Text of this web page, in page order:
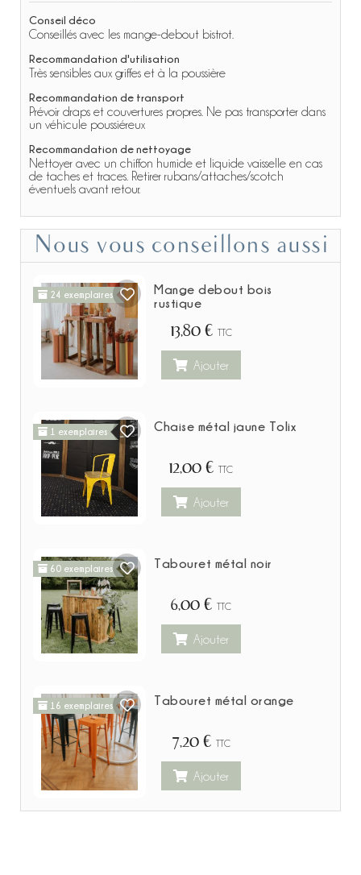
Conseil déco
Conseillés avec les mange-debout bistrot.
Recommandation d'utilisation
Très sensibles aux griffes et à la poussière
Recommandation de transport
Prévoir draps et couvertures propres. Ne pas transporter dans
un véhicule poussiéreux
Recommandation de nettoyage
Nettoyer avec un chiffon humide et liquide vaisselle en cas
de taches et traces. Retirer rubans/attaches/scotch
éventuels avant retour.
Nous vous conseillons aussi
24 exemplaires
Mange debout bois
rustique
13,80 € TTC
Ajouter
1 exemplaires Chaise métal jaune Tolix
12,00 € TTC
Ajouter
60 exemplaires Tabouret métal noir
6,00 € TTC
Ajouter
16 exemplaires Tabouret métal orange
7,20 € TTC
Ajouter